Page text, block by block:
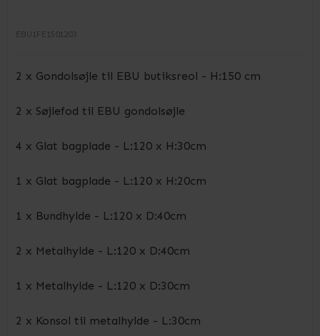
EBU1FE1501203
2 x Gondolsøjle til EBU butiksreol - H:150 cm
2 x Søjlefod til EBU gondolsøjle
4 x Glat bagplade - L:120 x H:30cm
1 x Glat bagplade - L:120 x H:20cm
1 x Bundhylde - L:120 x D:40cm
2 x Metalhylde - L:120 x D:40cm
1 x Metalhylde - L:120 x D:30cm
2 x Konsol til metalhylde - L:30cm